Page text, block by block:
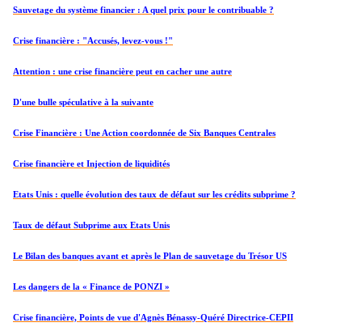
Sauvetage du système financier : A quel prix pour le contribuable ?
Crise financière : "Accusés, levez-vous !"
Attention : une crise financière peut en cacher une autre
D'une bulle spéculative à la suivante
Crise Financière : Une Action coordonnée de Six Banques Centrales
Crise financière et Injection de liquidités
Etats Unis : quelle évolution des taux de défaut sur les crédits subprime ?
Taux de défaut Subprime aux Etats Unis
Le Bilan des banques avant et après le Plan de sauvetage du Trésor US
Les dangers de la « Finance de PONZI »
Crise financière, Points de vue d'Agnès Bénassy-Quéré Directrice-CEPII